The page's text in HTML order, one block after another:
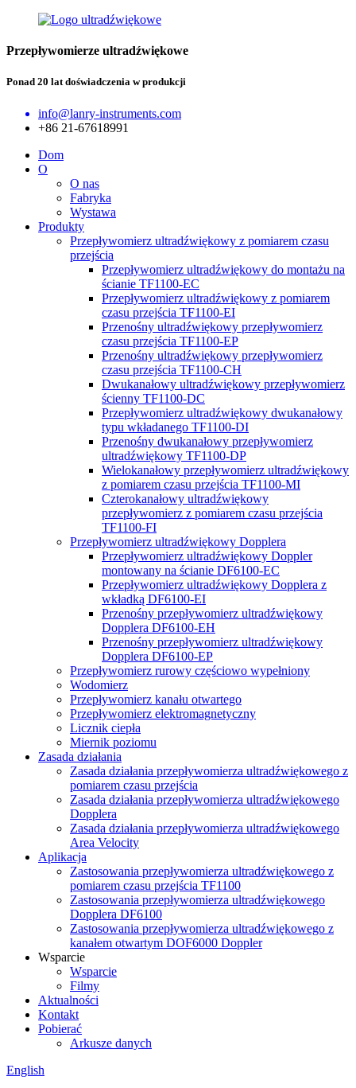
Przepływomierze ultradźwiękowe
Ponad 20 lat doświadczenia w produkcji
info@lanry-instruments.com
+86 21-67618991
Dom
O
O nas
Fabryka
Wystawa
Produkty
Przepływomierz ultradźwiękowy z pomiarem czasu
przejścia
Przepływomierz ultradźwiękowy do montażu na
ścianie TF1100-EC
Przepływomierz ultradźwiękowy z pomiarem
czasu przejścia TF1100-EI
Przenośny ultradźwiękowy przepływomierz
czasu przejścia TF1100-EP
Przenośny ultradźwiękowy przepływomierz
czasu przejścia TF1100-CH
Dwukanałowy ultradźwiękowy przepływomierz
ścienny TF1100-DC
Przepływomierz ultradźwiękowy dwukanałowy
typu wkładanego TF1100-DI
Przenośny dwukanałowy przepływomierz
ultradźwiękowy TF1100-DP
Wielokanałowy przepływomierz ultradźwiękowy
z pomiarem czasu przejścia TF1100-MI
Czterokanałowy ultradźwiękowy
przepływomierz z pomiarem czasu przejścia
TF1100-FI
Przepływomierz ultradźwiękowy Dopplera
Przepływomierz ultradźwiękowy Doppler
montowany na ścianie DF6100-EC
Przepływomierz ultradźwiękowy Dopplera z
wkładką DF6100-EI
Przenośny przepływomierz ultradźwiękowy
Dopplera DF6100-EH
Przenośny przepływomierz ultradźwiękowy
Dopplera DF6100-EP
Przepływomierz rurowy częściowo wypełniony
Wodomierz
Przepływomierz kanału otwartego
Przepływomierz elektromagnetyczny
Licznik ciepła
Miernik poziomu
Zasada działania
Zasada działania przepływomierza ultradźwiękowego z
pomiarem czasu przejścia
Zasada działania przepływomierza ultradźwiękowego
Dopplera
Zasada działania przepływomierza ultradźwiękowego
Area Velocity
Aplikacja
Zastosowania przepływomierza ultradźwiękowego z
pomiarem czasu przejścia TF1100
Zastosowania przepływomierza ultradźwiękowego
Dopplera DF6100
Zastosowania przepływomierza ultradźwiękowego z
kanałem otwartym DOF6000 Doppler
Wsparcie
Wsparcie
Filmy
Aktualności
Kontakt
Pobierać
Arkusze danych
English